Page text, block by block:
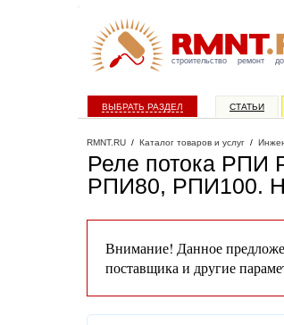
строительство ремонт
ВЫБРАТЬ РАЗДЕЛ СТАТЬИ
RMNT.RU / Каталог товаров и услуг /
Реле потока
РПИ80, РПИ100.
Внимание! Данное
поставщика и другие